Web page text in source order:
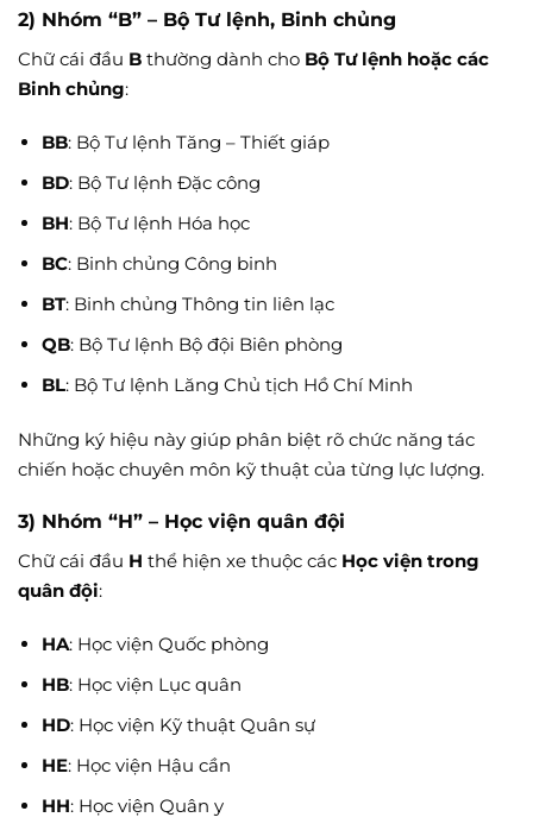
2) Nhóm “B” – Bộ Tư lệnh, Binh chủng
Chữ cái đầu B thường dành cho Bộ Tư lệnh hoặc các
Binh chủng:
BB: Bộ Tư lệnh Tăng – Thiết giáp
BD: Bộ Tư lệnh Đặc công
BH: Bộ Tư lệnh Hóa học
BC: Binh chủng Công binh
BT: Binh chủng Thông tin liên lạc
QB: Bộ Tư lệnh Bộ đội Biên phòng
BL: Bộ Tư lệnh Lăng Chủ tịch Hồ Chí Minh
Những ký hiệu này giúp phân biệt rõ chức năng tác
chiến hoặc chuyên môn kỹ thuật của từng lực lượng.
3) Nhóm “H” – Học viện quân đội
Chữ cái đầu H thể hiện xe thuộc các Học viện trong
quân đội:
HA: Học viện Quốc phòng
HB: Học viện Lục quân
HD: Học viện Kỹ thuật Quân sự
HE: Học viện Hậu cần
HH: Học viện Quân y